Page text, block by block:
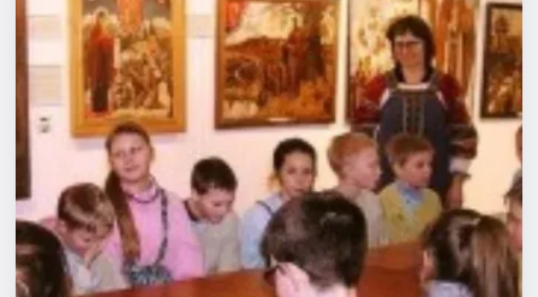
Выставки
Квесты
Экскурсии
События
Города